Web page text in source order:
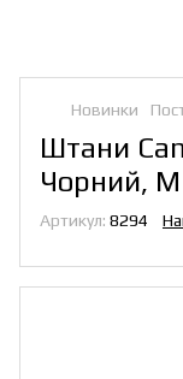
Новинки
Штани
Чорний, M
Артикул: 8294